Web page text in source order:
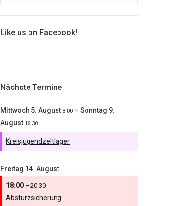
Like us on Facebook!
Nächste Termine
Mittwoch 5. August 8:00 – Sonntag 9.
August 15:30
Kreisjugendzeltlager
Freitag 14. August
18:00 – 20:30
Absturzsicherung